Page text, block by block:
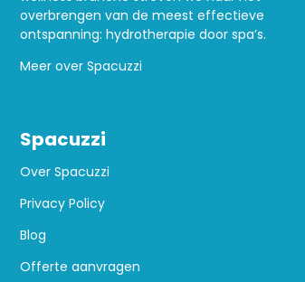
overbrengen van de meest effectieve
ontspanning: hydrotherapie door spa’s.
Meer over Spacuzzi
Spacuzzi
Over Spacuzzi
Privacy Policy
Blog
Offerte aanvragen